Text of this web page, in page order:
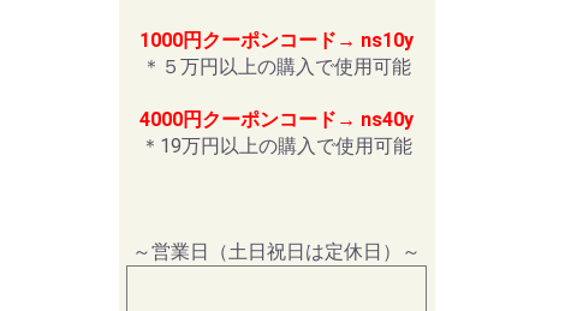
1000円クーポンコード→ ns10y
＊５万円以上の購入で使用可能
4000円クーポンコード→ ns40y
＊19万円以上の購入で使用可能
～営業日（土日祝日は定休日）～